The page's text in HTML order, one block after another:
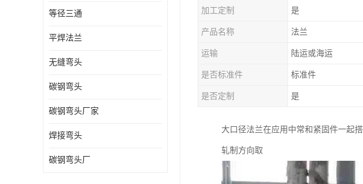
镀锌弯头
等径三通
平焊法兰
无缝弯头
碳钢弯头
碳钢弯头厂家
焊接弯头
碳钢弯头厂
加工定制 是
产品名称 法兰
运输 陆运或海运
是否标准件 标准件
是否定制 是
大口径法兰在应用中常和紧固件一起
轧制方向取